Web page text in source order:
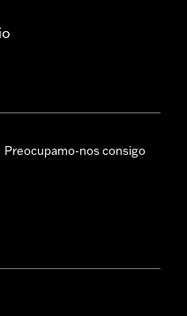
Preocupamo-nos consigo